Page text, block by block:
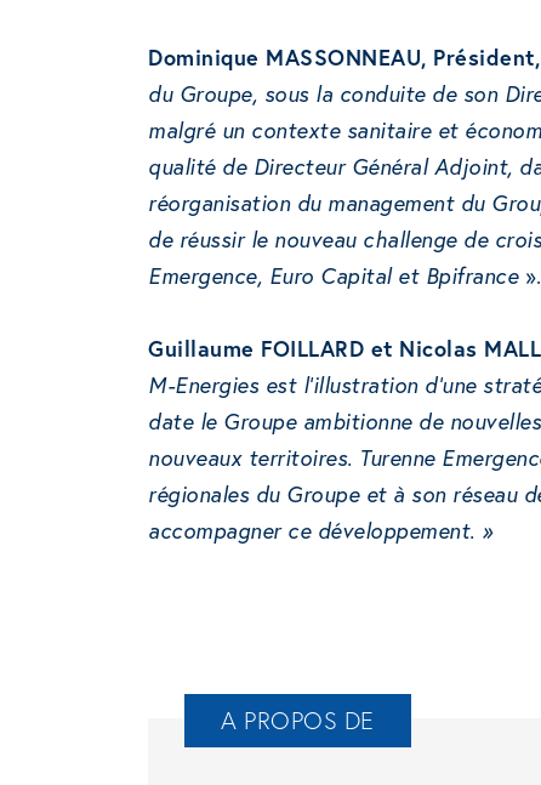
Dominique MASSONNEAU,
du Groupe, sous la conduite de son
malgré un contexte sanitaire et
qualité de Directeur Général Adjoint,
réorganisation du management du
de réussir le nouveau challenge de
Emergence, Euro Capital et Bpifrance».
Guillaume FOILLARD et Nicolas
M-Energies est l’illustration d’une
date le Groupe ambitionne de
nouveaux territoires. Turenne
régionales du Groupe et à son réseau
accompagner ce développement. »
A PROPOS DE